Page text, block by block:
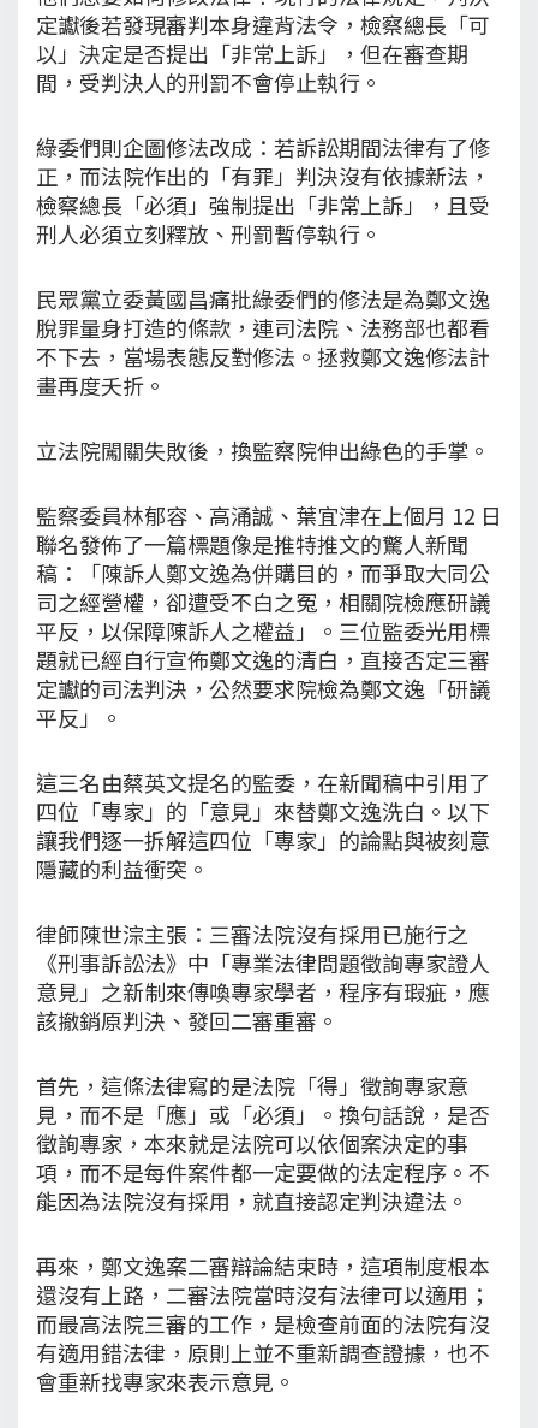
定讞後若發現審判本身違背法令，檢察總長「可
以」決定是否提出「非常上訴」，但在審查期
間，受判決人的刑罰不會停止執行。
綠委們則企圖修法改成：若訴訟期間法律有了修
正，而法院作出的「有罪」判決沒有依據新法，
檢察總長「必須」強制提出「非常上訴」，且受
刑人必須立刻釋放、刑罰暫停執行。
民眾黨立委黃國昌痛批綠委們的修法是為鄭文逸
脫罪量身打造的條款，連司法院、法務部也都看
不下去，當場表態反對修法。拯救鄭文逸修法計
畫再度夭折。
立法院闖關失敗後，換監察院伸出綠色的手掌。
監察委員林郁容、高涌誠、葉宜津在上個月 12 日
聯名發佈了一篇標題像是推特推文的驚人新聞
稿：「陳訴人鄭文逸為併購目的，而爭取大同公
司之經營權，卻遭受不白之冤，相關院檢應研議
平反，以保障陳訴人之權益」。三位監委光用標
題就已經自行宣佈鄭文逸的清白，直接否定三審
定讞的司法判決，公然要求院檢為鄭文逸「研議
平反」。
這三名由蔡英文提名的監委，在新聞稿中引用了
四位「專家」的「意見」來替鄭文逸洗白。以下
讓我們逐一拆解這四位「專家」的論點與被刻意
隱藏的利益衝突。
律師陳世淙主張：三審法院沒有採用已施行之
《刑事訴訟法》中「專業法律問題徵詢專家證人
意見」之新制來傳喚專家學者，程序有瑕疵，應
該撤銷原判決、發回二審重審。
首先，這條法律寫的是法院「得」徵詢專家意
見，而不是「應」或「必須」。換句話說，是否
徵詢專家，本來就是法院可以依個案決定的事
項，而不是每件案件都一定要做的法定程序。不
能因為法院沒有採用，就直接認定判決違法。
再來，鄭文逸案二審辯論結束時，這項制度根本
還沒有上路，二審法院當時沒有法律可以適用；
而最高法院三審的工作，是檢查前面的法院有沒
有適用錯法律，原則上並不重新調查證據，也不
會重新找專家來表示意見。